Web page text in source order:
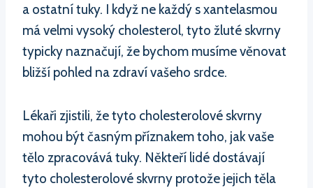
a ostatní tuky. I když ne každý s xantelasmou
má velmi vysoký cholesterol, tyto žluté skvrny
typicky naznačují, že bychom musíme věnovat
bližší pohled na zdraví vašeho srdce.
Lékaři zjistili, že tyto cholesterolové skvrny
mohou být časným příznakem toho, jak vaše
tělo zpracovává tuky. Někteří lidé dostávají
tyto cholesterolové skvrny protože jejich těla